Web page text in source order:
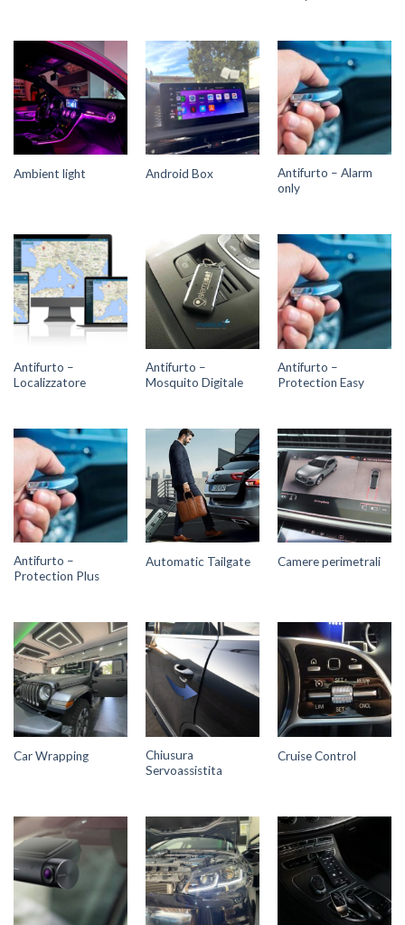
Ambient light Android Box
Antifurto – Alarm
only
Antifurto –
Localizzatore
Antifurto –
Mosquito Digitale
Antifurto –
Protection Easy
Antifurto –
Protection Plus
Automatic Tailgate Camere perimetrali
Car Wrapping
Chiusura
Servoassistita
Cruise Control